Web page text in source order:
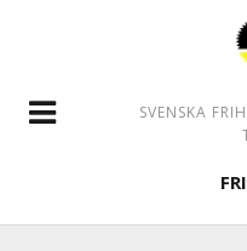
SVENSKA